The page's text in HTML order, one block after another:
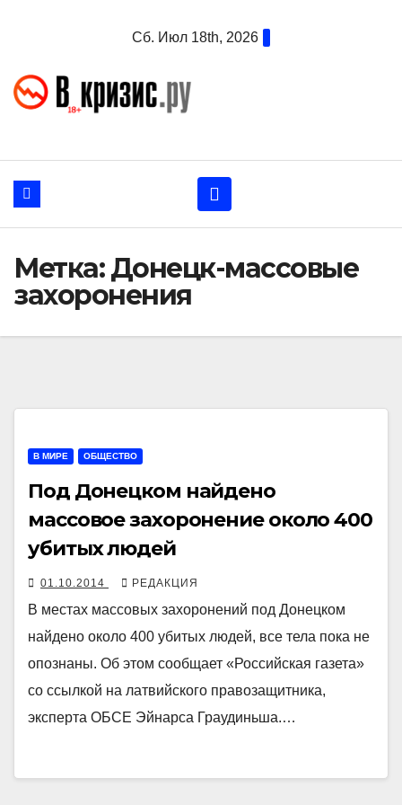
Сб. Июл 18th, 2026
Метка:Донецк-массовые
захоронения
В МИРЕ ОБЩЕСТВО
Под Донецком найдено
массовое захоронение около 400
убитых людей
01.10.2014 РЕДАКЦИЯ
В местах массовых захоронений под Донецком
найдено около 400 убитых людей, все тела пока не
опознаны. Об этом сообщает «Российская газета»
со ссылкой на латвийского правозащитника,
эксперта ОБСЕ Эйнарса Граудиньша.…